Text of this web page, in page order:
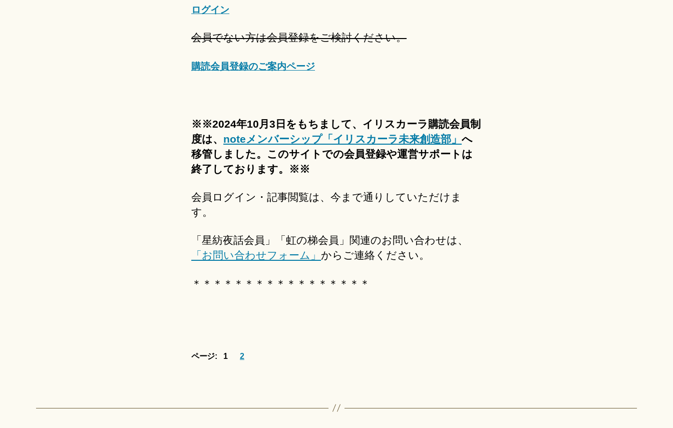
ログイン
会員でない方は会員登録をご検討ください。
購読会員登録のご案内ページ
※※2024年10月3日をもちまして、イリスカーラ購読会員制
度は、 noteメンバーシップ「イリスカーラ未来創造部」 へ
移管しました。このサイトでの会員登録や運営サポートは
終了しております。※※
会員ログイン・記事閲覧は、今まで通りしていただけま
す。
「星紡夜話会員」「虹の梯会員」関連のお問い合わせは、
「お問い合わせフォーム」 からご連絡ください。
＊＊＊＊＊＊＊＊＊＊＊＊＊＊＊＊＊
ページ: 1 2